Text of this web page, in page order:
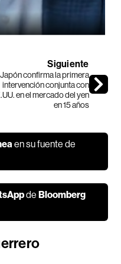
Siguiente
Japón confirma la primera
intervención conjunta con
en el mercado del yen
en 15 años
en su fuente de
deBloomberg